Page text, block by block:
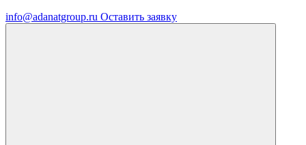
info@adanatgroup.ru Оставить заявку